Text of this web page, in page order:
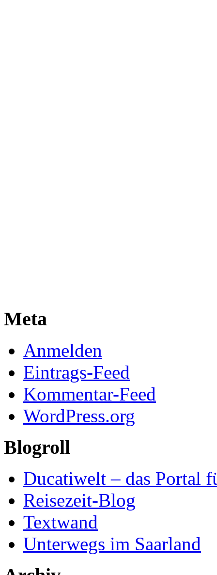
Meta
Anmelden
Eintrags-Feed
Kommentar-Feed
WordPress.org
Blogroll
Ducatiwelt – das Portal
Reisezeit-Blog
Textwand
Unterwegs im Saarland